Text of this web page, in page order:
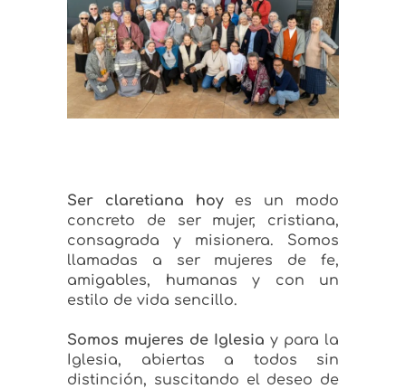
Ser claretiana hoyes un modo
concreto de ser mujer, cristiana,
consagrada y misionera. Somos
llamadas a ser mujeres de fe,
amigables, humanas y con un
estilo de vida sencillo.
Somos mujeres de Iglesia y para la
Iglesia, abiertas a todos sin
distinción, suscitando el deseo de